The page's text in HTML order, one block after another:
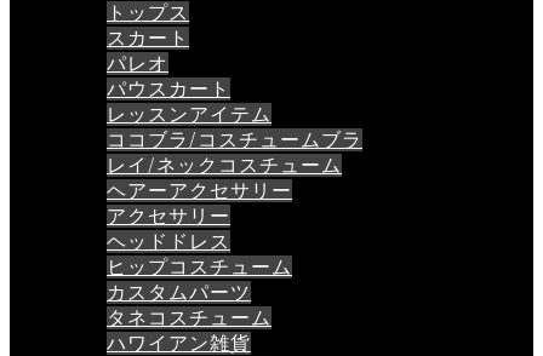
トップス
スカート
パレオ
パウスカート
レッスンアイテム
ココブラ/コスチュームブラ
レイ/ネックコスチューム
ヘアーアクセサリー
アクセサリー
ヘッドドレス
ヒップコスチューム
カスタムパーツ
タネコスチューム
ハワイアン雑貨